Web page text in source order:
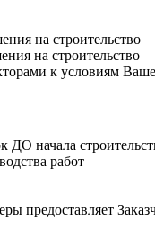
на строительство
на строительство
к условиям
ДО начала
работ
предоставляет